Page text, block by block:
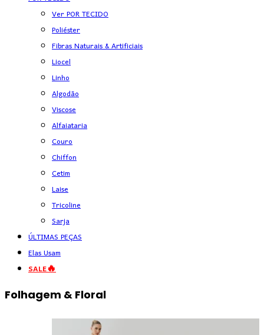
Ver POR TECIDO
Poliéster
Fibras Naturais & Artificiais
Liocel
Linho
Algodão
Viscose
Alfaiataria
Couro
Chiffon
Cetim
Laise
Tricoline
Sarja
ÚLTIMAS PEÇAS
Elas Usam
SALE🔥
Folhagem & Floral